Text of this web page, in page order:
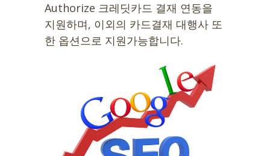
Authorize 크레딧카드 결재 연동을
지원하며, 이외의 카드결재 대행사 또
한 옵션으로 지원가능합니다.